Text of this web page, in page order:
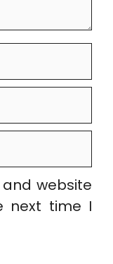
website
next time I